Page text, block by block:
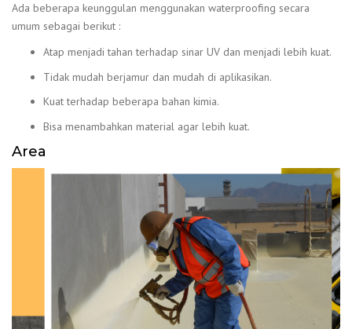
Ada beberapa keunggulan menggunakan waterproofing secara
umum sebagai berikut :
Atap menjadi tahan terhadap sinar UV dan menjadi lebih kuat.
Tidak mudah berjamur dan mudah di aplikasikan.
Kuat terhadap beberapa bahan kimia.
Bisa menambahkan material agar lebih kuat.
Area